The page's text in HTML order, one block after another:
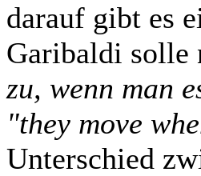
darauf gibt es
Garibaldi solle
zu, wenn man
"they move
Unterschied